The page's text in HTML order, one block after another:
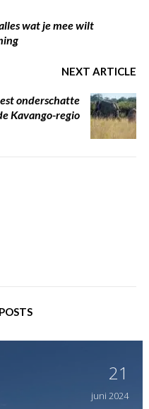
wat je mee wilt
NEXT ARTICLE
onderschatte
Kavango-regio
21
juni 2024